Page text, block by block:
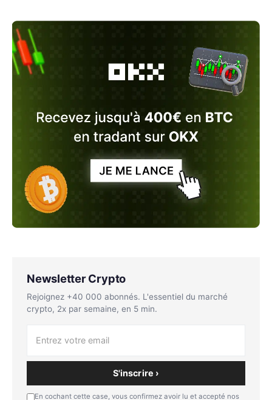
Newsletter Crypto
Rejoignez +40 000 abonnés. L'essentiel du marché
crypto, 2x par semaine, en 5 min.
S'inscrire ›
En cochant cette case, vous confirmez avoir lu et accepté nos